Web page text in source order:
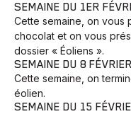
SEMAINE DU 1ER
Cette semaine, on
chocolat et on vous
dossier « Éoliens ».
SEMAINE DU 8
Cette semaine, on
éolien.
SEMAINE DU 15